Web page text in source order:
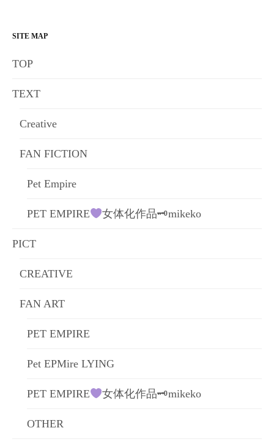
ー
シ
ン
SITE MAP
TOP
TEXT
Creative
FAN FICTION
Pet Empire
PET EMPIRE 女体化作品🗝mikeko
PICT
CREATIVE
FAN ART
PET EMPIRE
Pet EPMire LYING
PET EMPIRE 女体化作品🗝mikeko
OTHER